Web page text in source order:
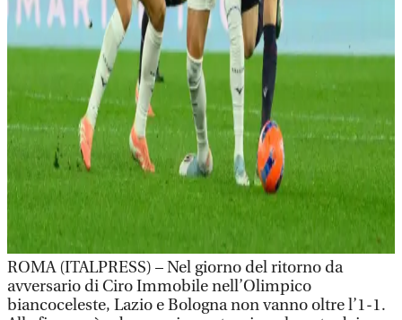
ROMA (ITALPRESS) – Nel giorno del ritorno da
avversario di Ciro Immobile nell’Olimpico
biancoceleste, Lazio e Bologna non vanno oltre l’1-1.